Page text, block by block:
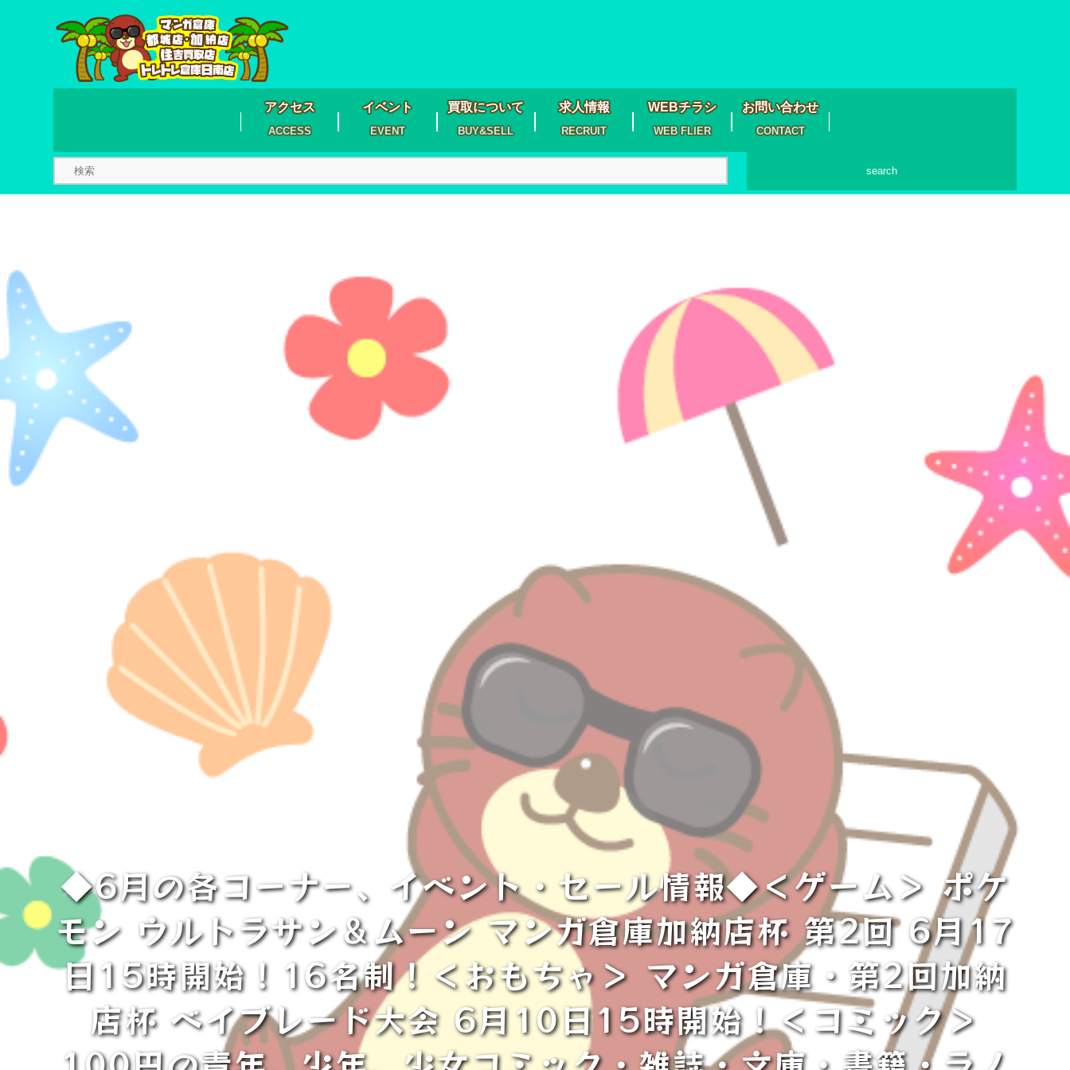
アクセス
ACCESS
イベント
EVENT
買取について
BUY&SELL
求人情報
RECRUIT
WEBチラシ
WEB FLIER
お問い合わせ
CONTACT
search
◆6月の各コーナー、イベント・セール情報◆＜ゲーム＞ ポケ
モン ウルトラサン＆ムーン マンガ倉庫加納店杯 第2回 6月17
日15時開始！16名制！＜おもちゃ＞ マンガ倉庫・第2回加納
店杯 ベイブレード大会 6月10日15時開始！＜コミック＞